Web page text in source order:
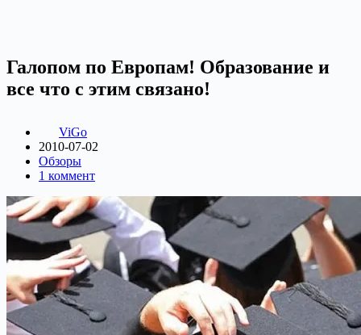
Галопом по Европам! Образование и
все что с этим связано!
ViGo
2010-07-02
Обзоры
1 коммент